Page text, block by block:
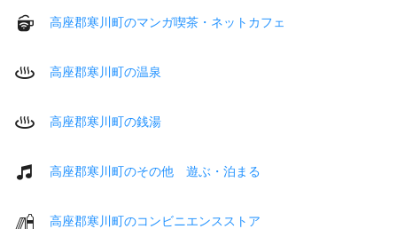
高座郡寒川町のマンガ喫茶・ネットカフェ
高座郡寒川町の温泉
高座郡寒川町の銭湯
高座郡寒川町のその他 遊ぶ・泊まる
高座郡寒川町のコンビニエンスストア